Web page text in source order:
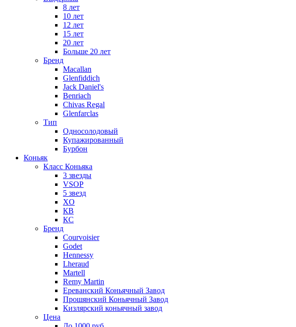
8 лет
10 лет
12 лет
15 лет
20 лет
Больше 20 лет
Бренд
Macallan
Glenfiddich
Jack Daniel's
Benriach
Chivas Regal
Glenfarclas
Тип
Односолодовый
Купажированный
Бурбон
Коньяк
Класс Коньяка
3 звезды
VSOP
5 звезд
XO
КВ
КС
Бренд
Courvoisier
Godet
Hennessy
Lheraud
Martell
Remy Martin
Ереванский Коньячный Завод
Прошянский Коньячный Завод
Кизлярский коньячный завод
Цена